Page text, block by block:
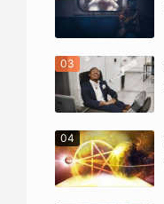
03
04